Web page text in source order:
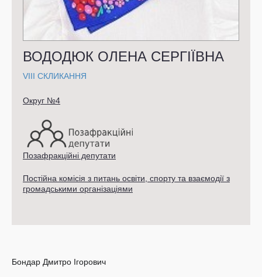
ВОДОДЮК ОЛЕНА СЕРГІЇВНА
VIII СКЛИКАННЯ
Округ №4
Позафракційні депутати
Постійна комісія з питань освіти, спорту та взаємодії з
громадськими організаціями
Бондар Дмитро Ігорович